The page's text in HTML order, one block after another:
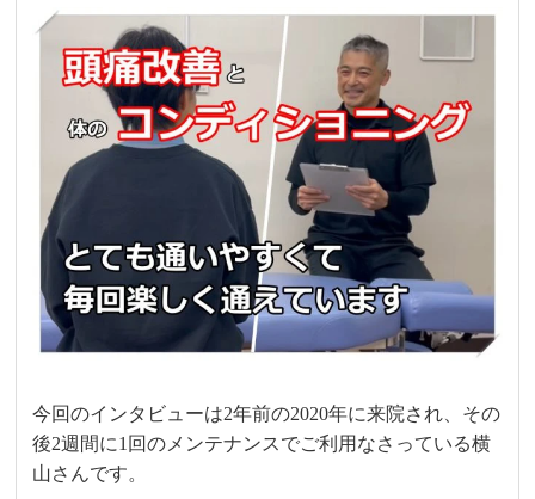
今回のインタビューは2年前の2020年に来院され、その
後2週間に1回のメンテナンスでご利用なさっている横
山さんです。